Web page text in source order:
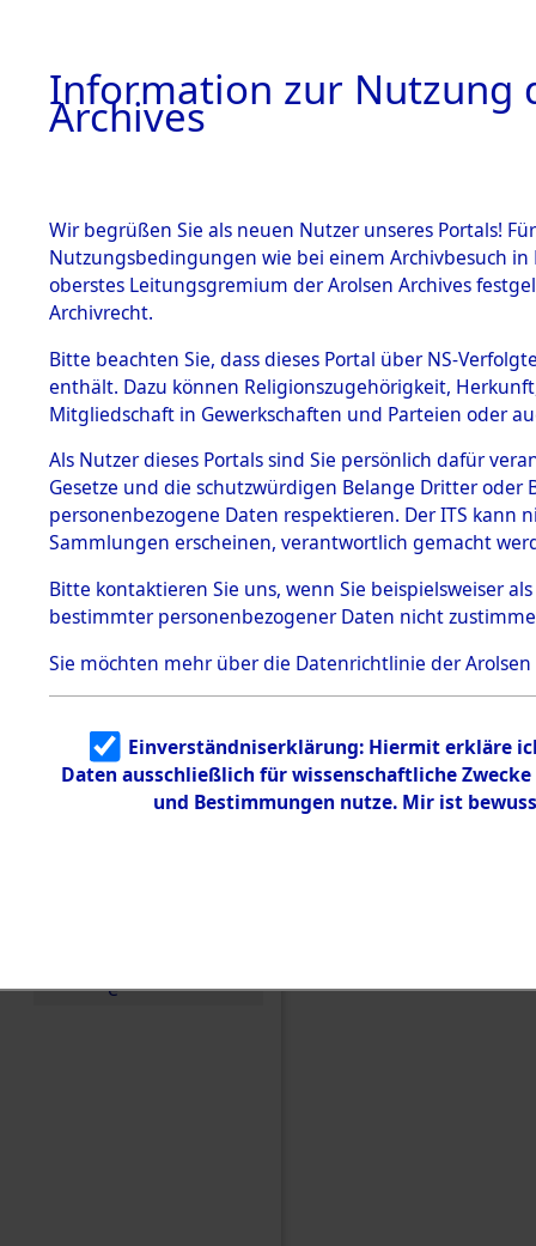
BESTÄNDE
1.
mente
5. Verschiedenes
5.3
Todesmärsche
5.3.1 Alliierte
Erhebungen
zu
Todesmärsch
en
5.3.2
Identifizierun
g
5.3.3
Todesmärsch
e
Information zur Nutzung
Archives
Wir begrüßen Sie als neuen Nutzer unseres Portals!
Nutzungsbedingungen wie bei einem Archivbesuch
oberstes Leitungsgremium der Arolsen Archives
Archivrecht.
Bitte beachten Sie, dass dieses Portal über NS-
enthält. Dazu können Religionszugehörigkeit,
Mitgliedschaft in Gewerkschaften und Parteien oder
Als Nutzer dieses Portals sind Sie persönlich dafür
Gesetze und die schutzwürdigen Belange Dritter
personenbezogene Daten respektieren. Der ITS
Sammlungen erscheinen, verantwortlich gemacht
Bitte kontaktieren Sie uns, wenn Sie beispielsweiser
bestimmter personenbezogener Daten nicht
Sie möchten mehr über die Datenrichtlinie der Arolsen
Einverständniserklärung: Hiermit erkläre
Daten ausschließlich für wissenschaftliche
und Bestimmungen nutze. Mir ist